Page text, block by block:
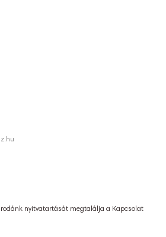
nyitvatartását megtalálja a Kapcsolat